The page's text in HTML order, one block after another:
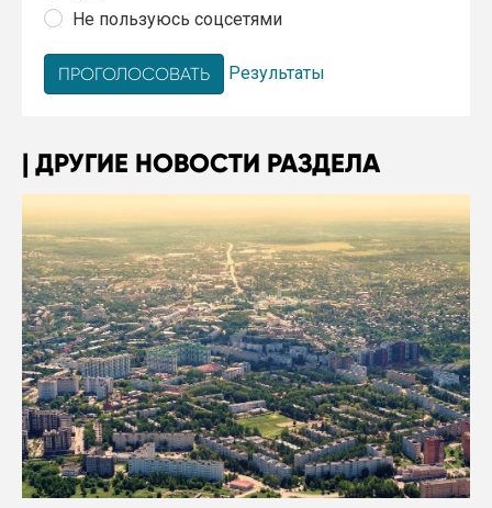
Не пользуюсь соцсетями
Результаты
ДРУГИЕ НОВОСТИ РАЗДЕЛА